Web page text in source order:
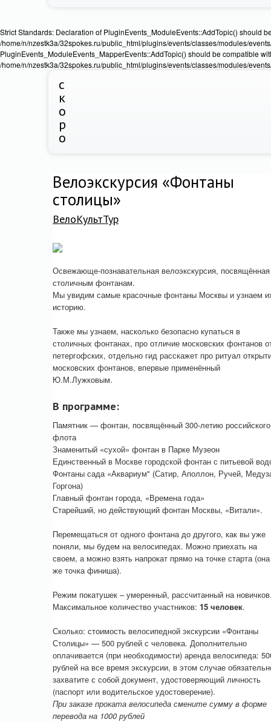
Strict Standards: Declaration of PluginEvents_ModuleEvents::AddTopic() should
/home/n/nzestk3a/32spokes.ru/public_html/plugins/events/classes/modules/
PluginEvents_ModuleEvents_MapperEvents::AddTopic() should be compatible
/home/n/nzestk3a/32spokes.ru/public_html/plugins/events/classes/modules/
с
к
о
р
о
Велоэкскурсия «Фонтаны
столицы»
ВелоКультТур
Освежающе-познавательная велоэкскурсия, посвящённая
столичным фонтанам.
Мы увидим самые красочные фонтаны Москвы и узнаем
историю.
Также мы узнаем, насколько безопасно купаться в
столичных фонтанах, про отличие московских фонтанов
петергофских, отдельно гид расскажет про ритуал
московских фонтанов, впервые применённый
Ю.М.Лужковым.
В программе:
Памятник — фонтан, посвящённый 300-летию российского
флота
Знаменитый «сухой» фонтан в Парке Музеон
Единственный в Москве городской фонтан с питьевой
Фонтаны сада «Аквариум" (Сатир, Аполлон, Ручей,
Горгона)
Главный фонтан города, «Времена года»
Старейший, но действующий фонтан Москвы, «Витали».
Перемещаться от одного фонтана до другого, как вы уже
поняли, мы будем на велосипедах. Можно приехать на
своем, а можно взять напрокат прямо на точке старта (она
же точка финиша).
Режим покатушек – умеренный, рассчитанный на
Максимальное количество участников: 15 человек.
Сколько: стоимость велосипедной экскурсии «Фонтаны
Столицы» — 500 рублей с человека. Дополнительно
оплачивается (при необходимости) аренда велосипеда:
рублей на все время экскурсии, в этом случае
захватите с собой документ, удостоверяющий личность
(паспорт или водительское удостоверение).
При заказе проката велосипеда смените сумму в форме
перевода на 1000 рублей